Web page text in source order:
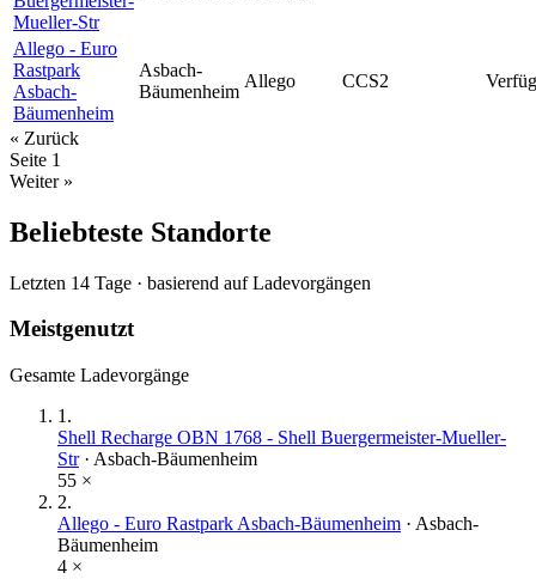
Mueller-Str
Allego - Euro
Rastpark
Asbach-
Bäumenheim
Asbach-
Bäumenheim
Allego CCS2
« Zurück
Seite 1
Weiter »
Beliebteste Standorte
Letzten 14 Tage · basierend auf Ladevorgängen
Meistgenutzt
Gesamte Ladevorgänge
1 .
Shell Recharge OBN 1768 - Shell Buergermeister-Mueller-
Str· Asbach-Bäumenheim
55 ×
2.
Allego - Euro Rastpark Asbach-Bäumenheim · Asbach-
Bäumenheim
4 ×